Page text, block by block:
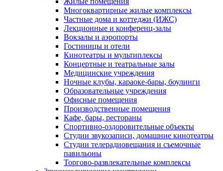
Многоквартирные жилые комплексы
Частные дома и коттеджи (ИЖС)
Лекционные и конференц-залы
Вокзалы и аэропорты
Гостиницы и отели
Кинотеатры и мультиплексы
Концертные и театральные залы
Медицинские учреждения
Ночные клубы, караоке-бары, боулинги
Образовательные учреждения
Офисные помещения
Производственные помещения
Кафе, бары, рестораны
Спортивно-оздоровительные объекты
Студии звукозаписи, домашние кинотеатры
Студии телерадиовещания и съемочные
павильоны
Торгово-развлекательные комплексы